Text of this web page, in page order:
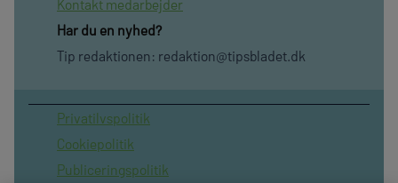
Kontakt medarbejder
Har du en nyhed?
Tip redaktionen: redaktion@tipsbladet.dk
Privatilvspolitik
Cookiepolitik
Publiceringspolitik